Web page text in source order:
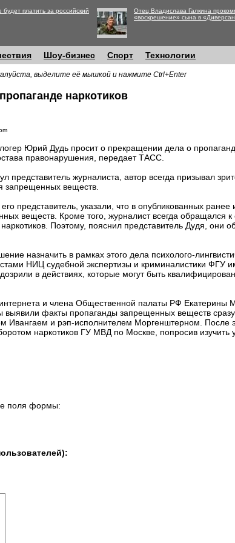
платить за российский
Отец Владислава Галкина
«воскрешение» сына в
Шоу-бизнес Спорт Технологии
выделите её мышкой и нажмите Ctrl+Enter
наркотиков
Юрий Дудь просит о прекращении дела о
правонарушения, передает ТАСС.
представитель журналиста, автор всегда призывал
запрещенных веществ.
его представитель, указали, что в опубликованных
веществ. Кроме того, журналист всегда обращался к
Поэтому, пояснил представитель Дудя, они
назначить в рамках этого дела психолого-
НИЦ судебной экспертизы и криминалистики ФГУ
в действиях, которые могут быть
и члена Общественной палаты РФ Екатерины
выявили факты пропаганды запрещенных веществ
Ивангаем и рэп-исполнителем Моргенштерном. После
наркотиков ГУ МВД по Москве, попросив изучить
поля формы: